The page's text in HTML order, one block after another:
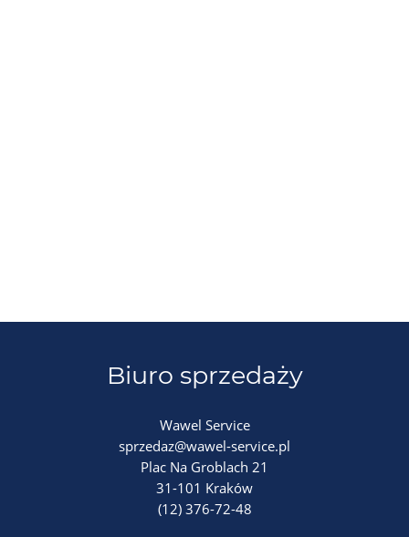
Biuro sprzedaży
Wawel Service
sprzedaz@wawel-service.pl
Plac Na Groblach 21
31-101 Kraków
(12) 376-72-48